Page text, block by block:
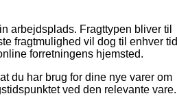
arbejdsplads. Fragttypen bliver til
fragtmulighed vil dog til enhver tid
forretningens hjemsted.
du har brug for dine nye varer om
ved den relevante vare.